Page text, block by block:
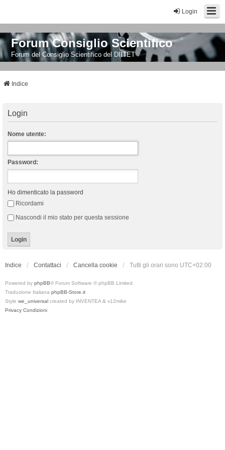
Login
Forum Consiglio Scientifico
Forum del Consiglio Scientifico del DIITET
Indice
Login
Nome utente:
Password:
Ho dimenticato la password
Ricordami
Nascondi il mio stato per questa sessione
Indice Contattaci Cancella cookie Tutti gli orari sono UTC+02:00
Powered by phpBB® Forum Software © phpBB Limited
Traduzione Italiana phpBB-Store.it
Style we_universal created by INVENTEA & v12mike
Privacy Condizioni